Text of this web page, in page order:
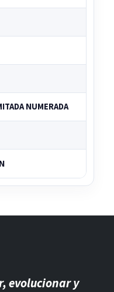
NUMERADA
evolucionar y